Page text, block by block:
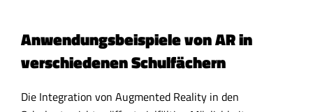
Anwendungsbeispiele von AR in
verschiedenen Schulfächern
Die Integration von Augmented Reality in den